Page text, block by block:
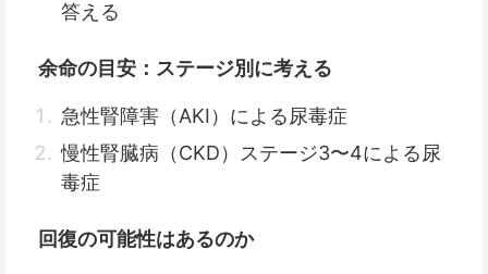
答える
余命の目安：ステージ別に考える
急性腎障害（AKI）による尿毒症
慢性腎臓病（CKD）ステージ3〜4による尿
毒症
回復の可能性はあるのか